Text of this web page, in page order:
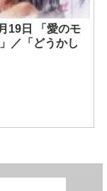
19日 「愛のモ
／「どうかし